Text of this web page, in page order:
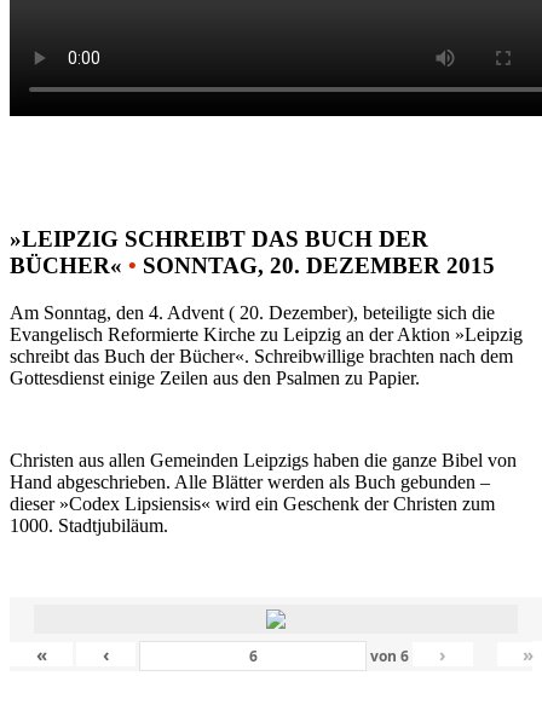
»LEIPZIG SCHREIBT DAS BUCH DER
BÜCHER« • SONNTAG, 20. DEZEMBER 2015
Am Sonntag, den 4. Advent ( 20. Dezember), beteiligte sich die
Evangelisch Reformierte Kirche zu Leipzig an der Aktion »Leipzig
schreibt das Buch der Bücher«. Schreibwillige brachten nach dem
Gottesdienst einige Zeilen aus den Psalmen zu Papier.
Christen aus allen Gemeinden Leipzigs haben die ganze Bibel von
Hand abgeschrieben. Alle Blätter werden als Buch gebunden –
dieser »Codex Lipsiensis« wird ein Geschenk der Christen zum
1000. Stadtjubiläum.
« ‹ von6 › »